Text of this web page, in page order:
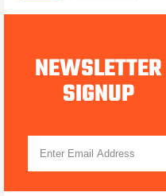
NEWSLETTER
SIGNUP